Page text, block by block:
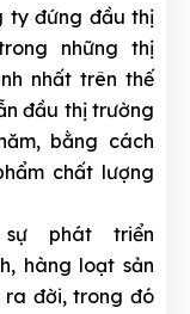
ty đứng đầu thị
những thị
nhất trên thế
đầu thị trường
bằng cách
chất lượng
phát triển
hàng loạt sản
ra đời, trong đó